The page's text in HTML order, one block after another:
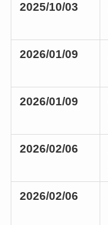
2025/10/03
2026/01/09
2026/01/09
2026/02/06
2026/02/06